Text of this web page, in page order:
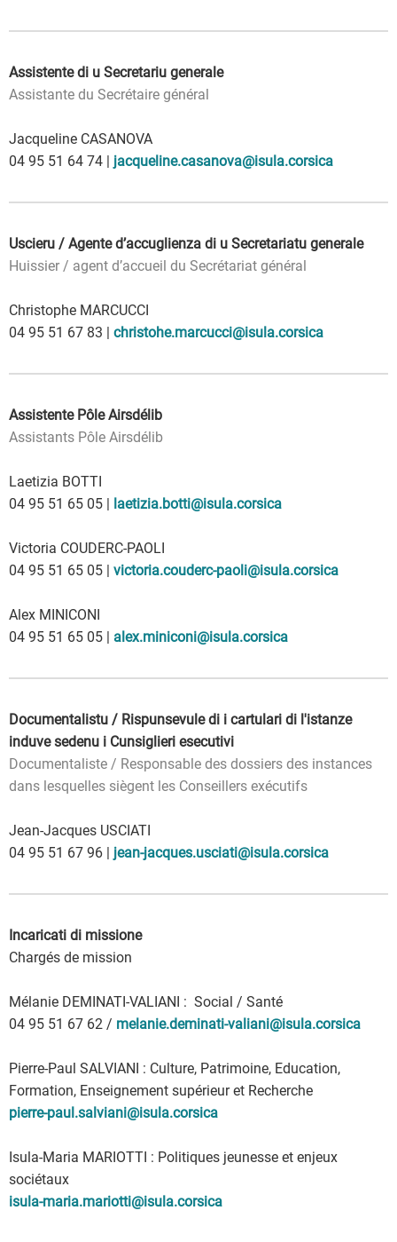
Assistente di u Secretariu generale
Assistante du Secrétaire général
Jacqueline CASANOVA
04 95 51 64 74 | jacqueline.casanova@isula.corsica
Uscieru / Agente d’accuglienza di u Secretariatu generale
Huissier / agent d’accueil du Secrétariat général
Christophe MARCUCCI
04 95 51 67 83 | christohe.marcucci@isula.corsica
Assistente Pôle Airsdélib
Assistants Pôle Airsdélib
Laetizia BOTTI
04 95 51 65 05 |
laetizia.botti@isula.corsica
Victoria COUDERC-PAOLI
04 95 51 65 05 | victoria.couderc-paoli@isula.corsica
Alex MINICONI
04 95 51 65 05 | alex.miniconi@isula.corsica
Documentalistu / Rispunsevule di i cartulari di l'istanze
induve sedenu i Cunsiglieri esecutivi
Documentaliste / Responsable des dossiers des instances
dans lesquelles siègent les Conseillers exécutifs
Jean-Jacques USCIATI
04 95 51 67 96 | jean-jacques.usciati@isula.corsica
Incaricati di missione
Chargés de mission
Mélanie DEMINATI-VALIANI : Social / Santé
04 95 51 67 62 / melanie.deminati-valiani@isula.corsica
Pierre-Paul SALVIANI : Culture, Patrimoine, Education,
Formation, Enseignement supérieur et Recherche
pierre-paul.salviani@isula.corsica
Isula-Maria MARIOTTI : Politiques jeunesse et enjeux
sociétaux
isula-maria.mariotti@isula.corsica